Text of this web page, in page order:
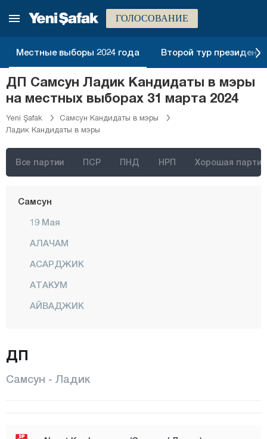
ГОЛОСОВАНИЕ
Местные выборы 2024 года Второй тур
ДП Самсун Ладик Кандидаты в мэры
на местных выборах 31 марта 2024
Yeni Şafak
Самсун Кандидаты в мэры
Ладик Кандидаты в мэры
Все партии ПСР ПНД НРП Хорошая партия
Муш
Орду
Османие
Сакарья
Самсун
19 Мая
АЛАЧАМ
АСАРДЖИК
АТАКУМ
АЙВАДЖИК
ХАВЗА
ДП
Самсун - Ладик